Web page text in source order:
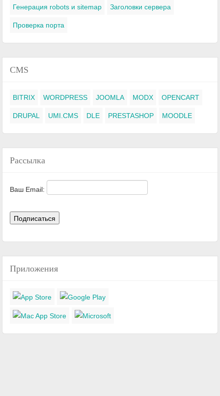
Генерация robots и sitemap Заголовки сервера
Проверка порта
CMS
BITRIX WORDPRESS JOOMLA MODX OPENCART
DRUPAL UMI.CMS DLE PRESTASHOP MOODLE
Рассылка
Ваш Email:
Приложения